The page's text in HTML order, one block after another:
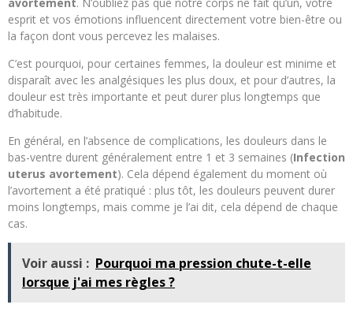
esprit et vos émotions influencent directement votre bien-être ou
la façon dont vous percevez les malaises.
C’est pourquoi, pour certaines femmes, la douleur est minime et
disparaît avec les analgésiques les plus doux, et pour d’autres, la
douleur est très importante et peut durer plus longtemps que
d’habitude.
En général, en l’absence de complications, les douleurs dans le
bas-ventre durent généralement entre 1 et 3 semaines (Infection
uterus avortement). Cela dépend également du moment où
l’avortement a été pratiqué : plus tôt, les douleurs peuvent durer
moins longtemps, mais comme je l’ai dit, cela dépend de chaque
cas.
Voir aussi : Pourquoi ma pression chute-t-elle
lorsque j'ai mes règles ?